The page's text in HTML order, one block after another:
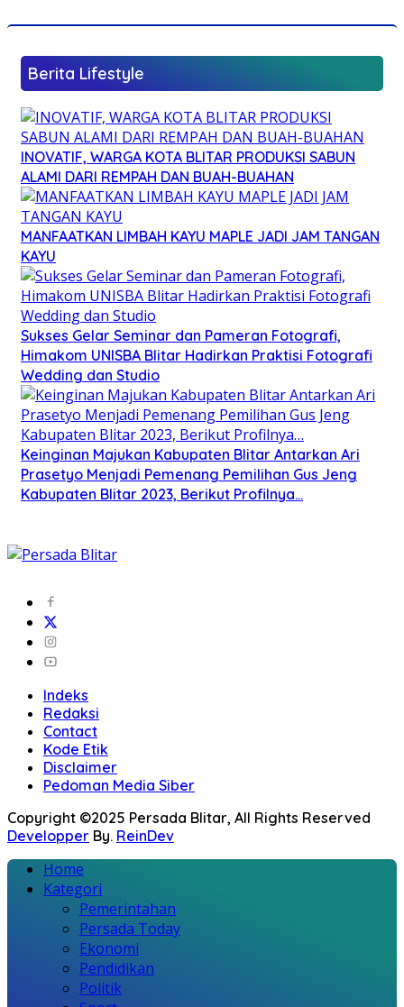
Berita Lifestyle
INOVATIF, WARGA KOTA BLITAR PRODUKSI SABUN
ALAMI DARI REMPAH DAN BUAH-BUAHAN
MANFAATKAN LIMBAH KAYU MAPLE JADI JAM TANGAN
KAYU
Sukses Gelar Seminar dan Pameran Fotografi,
Himakom UNISBA Blitar Hadirkan Praktisi Fotografi
Wedding dan Studio
Keinginan Majukan Kabupaten Blitar Antarkan Ari
Prasetyo Menjadi Pemenang Pemilihan Gus Jeng
Kabupaten Blitar 2023, Berikut Profilnya…
Indeks
Redaksi
Contact
Kode Etik
Disclaimer
Pedoman Media Siber
Copyright ©2025 Persada Blitar, All Rights Reserved
Developper By. ReinDev
Home
Kategori
Pemerintahan
Persada Today
Ekonomi
Pendidikan
Politik